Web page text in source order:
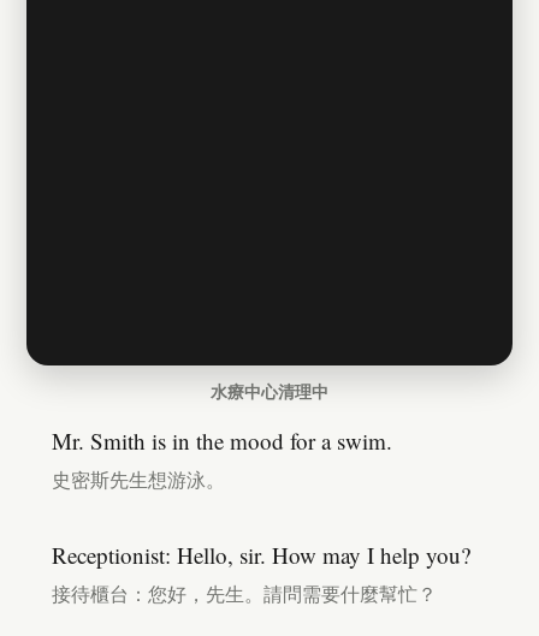
水療中心清理中
Mr. Smith is in the mood for a swim.
史密斯先生想游泳。
Receptionist: Hello, sir. How may I help you?
接待櫃台：您好，先生。請問需要什麼幫忙？